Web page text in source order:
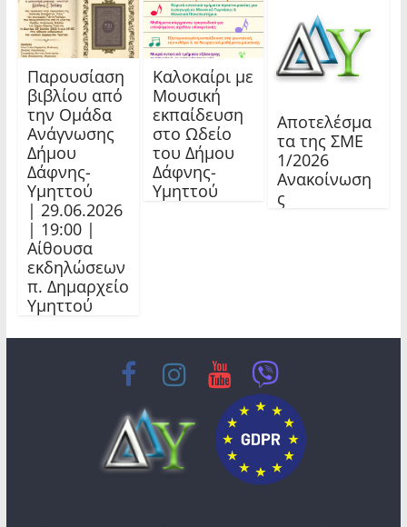
Παρουσίαση
βιβλίου από
την Ομάδα
Ανάγνωσης
Δήμου
Δάφνης-
Υμηττού
| 29.06.2026
| 19:00 |
Αίθουσα
εκδηλώσεων
π. Δημαρχείο
Υμηττού
Καλοκαίρι με
Μουσική
εκπαίδευση
στο Ωδείο
του Δήμου
Δάφνης-
Υμηττού
Αποτελέσμα
τα της ΣΜΕ
1/2026
Ανακοίνωση
ς